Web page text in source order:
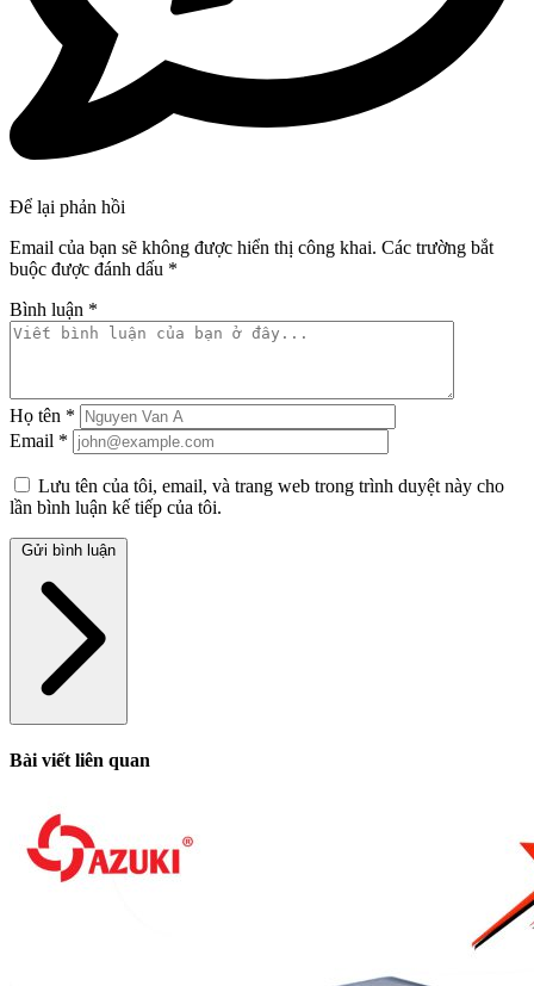
Để lại phản hồi
Email của bạn sẽ không được hiển thị công khai. Các trường bắt
buộc được đánh dấu *
Bình luận *
Họ tên *
Email *
Lưu tên của tôi, email, và trang web trong trình duyệt này cho
lần bình luận kế tiếp của tôi.
Bài viết liên quan